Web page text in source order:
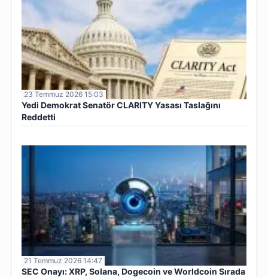
23 Temmuz 2026 15:03
Yedi Demokrat Senatör CLARITY Yasası Taslağını
Reddetti
21 Temmuz 2026 14:47
SEC Onayı: XRP, Solana, Dogecoin ve Worldcoin Sırada